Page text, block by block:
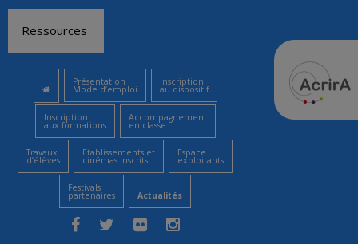
contenu
Ressources
Présentation
Mode d’emploi
Inscription
au dispositif
Inscription
aux formations
Accompagnement
en classe
Travaux
d’élèves
Etablissements et
cinémas inscrits
Espace
exploitants
Festivals
partenaires Actualités